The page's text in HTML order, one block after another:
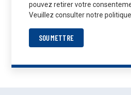
pouvez retirer votre
Veuillez consulter notre
SOUMETTRE